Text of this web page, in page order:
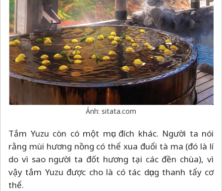
Ảnh: sitata.com
Tắm Yuzu còn có một mục đích khác. Người ta nói
rằng mùi hương nồng có thể xua đuổi tà ma (đó là lí
do vì sao người ta đốt hương tại các đền chùa), vì
vậy tắm Yuzu được cho là có tác dụng thanh tẩy cơ
thể.